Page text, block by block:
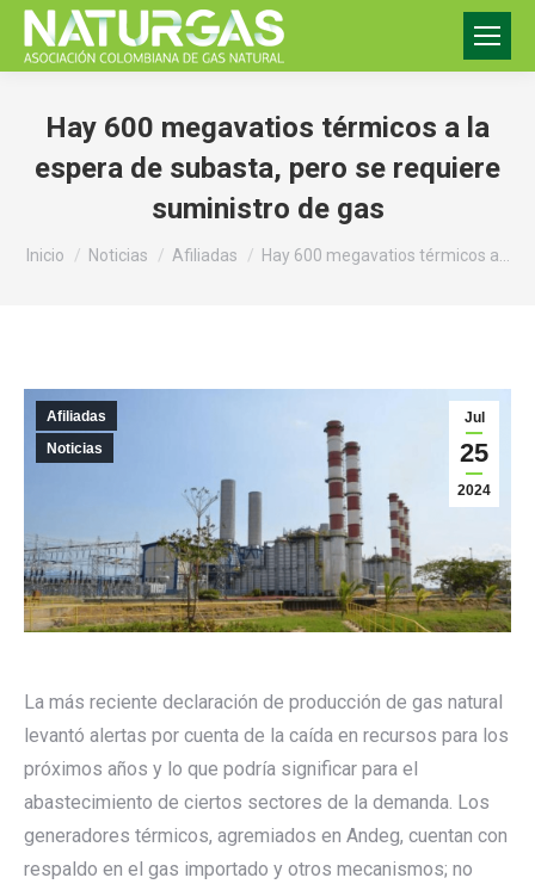
Hay 600 megavatios térmicos a la
espera de subasta, pero se requiere
suministro de gas
Estás aquí:
Inicio Noticias Afiliadas Hay 600 megavatios térmicos a…
Jul
25
2024
Afiliadas
Noticias
La más reciente declaración de producción de gas natural
levantó alertas por cuenta de la caída en recursos para los
próximos años y lo que podría significar para el
abastecimiento de ciertos sectores de la demanda. Los
generadores térmicos, agremiados en Andeg, cuentan con
respaldo en el gas importado y otros mecanismos; no